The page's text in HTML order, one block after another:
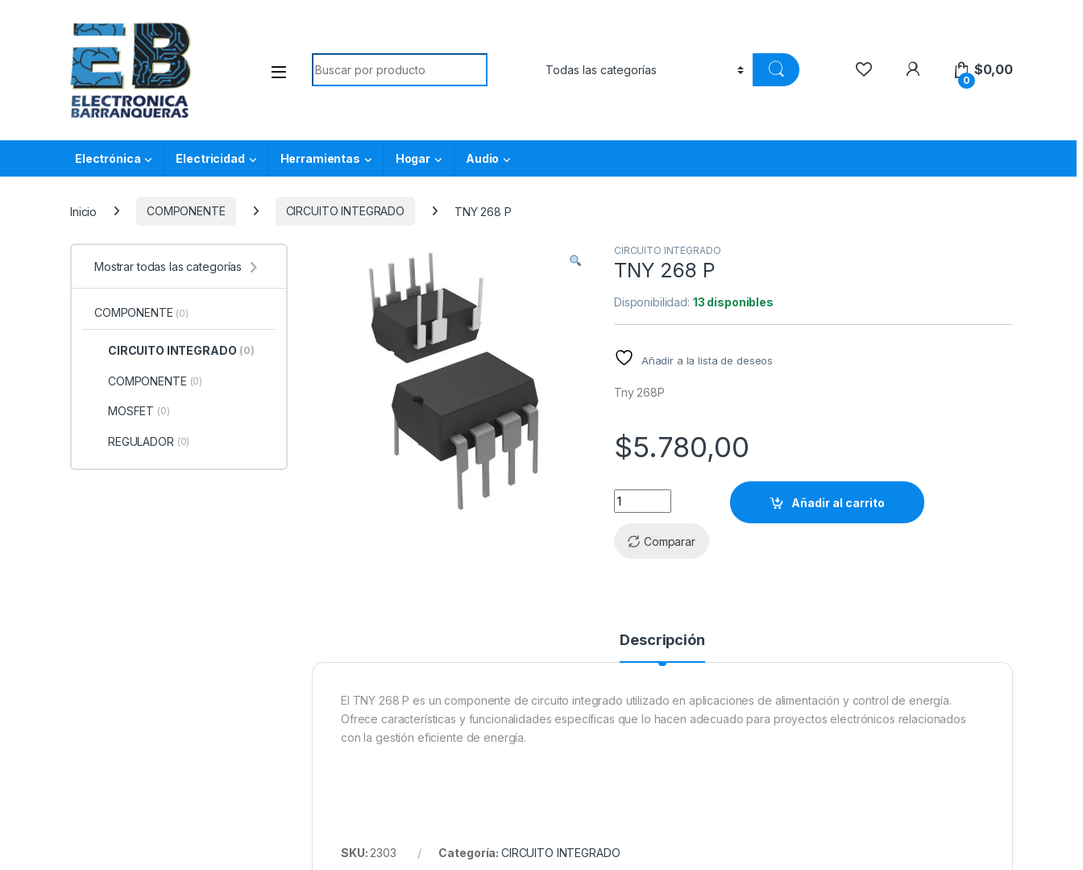
0
$0,00
Electrónica Electricidad Herramientas Hogar Audio
Inicio COMPONENTE CIRCUITO INTEGRADO TNY 268 P
CIRCUITO INTEGRADO
TNY 268 P
Disponibilidad: 13 disponibles
Añadir a la lista de deseos
Tny 268P
$5.780,00
Añadir al carrito
Comparar
Descripción
El TNY 268 P es un componente de circuito integrado utilizado en aplicaciones de alimentación y control de energía.
Ofrece características y funcionalidades específicas que lo hacen adecuado para proyectos electrónicos relacionados
con la gestión eficiente de energía.
SKU: 2303 Categoría: CIRCUITO INTEGRADO
Mostrar todas las categorías
COMPONENTE (0)
CIRCUITO INTEGRADO (0)
COMPONENTE (0)
MOSFET (0)
REGULADOR (0)